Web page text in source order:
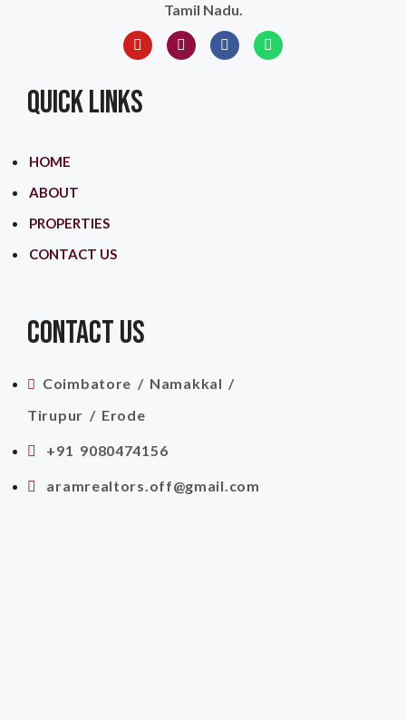
Tamil Nadu.
QUICK LINKS
HOME
ABOUT
PROPERTIES
CONTACT US
CONTACT US
Coimbatore / Namakkal /
Tirupur / Erode
+91 9080474156
aramrealtors.off@gmail.com